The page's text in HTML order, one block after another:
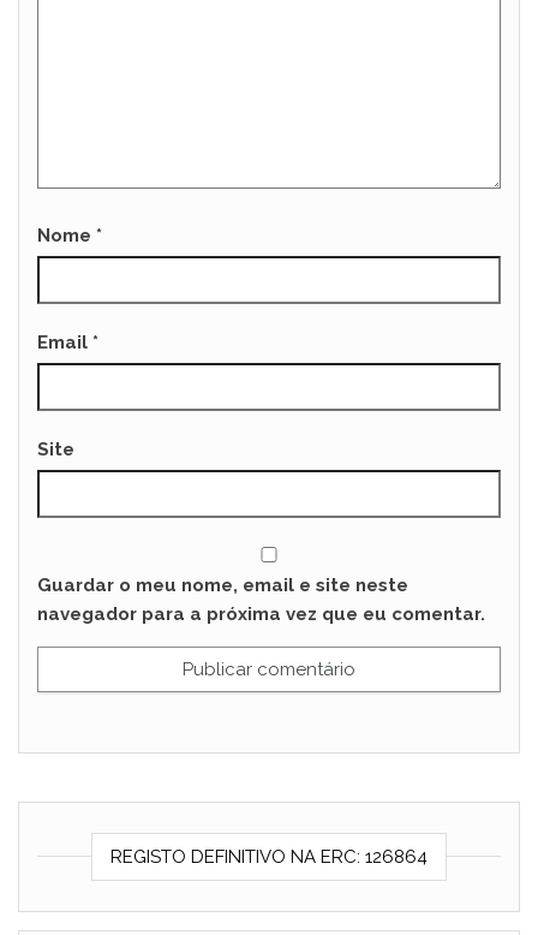
Nome *
Email *
Site
Guardar o meu nome, email e site neste
navegador para a próxima vez que eu comentar.
REGISTO DEFINITIVO NA ERC: 126864